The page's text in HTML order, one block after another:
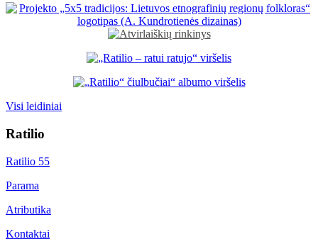
Visi leidiniai
Ratilio
Ratilio 55
Parama
Atributika
Kontaktai